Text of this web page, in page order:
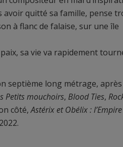
avoir quitté sa famille, pense
à flanc de falaise, sur une île
sa vie va rapidement
septième long métrage, après
Petits mouchoirs, Blood Ties,
côté,Astérix et Obélix :